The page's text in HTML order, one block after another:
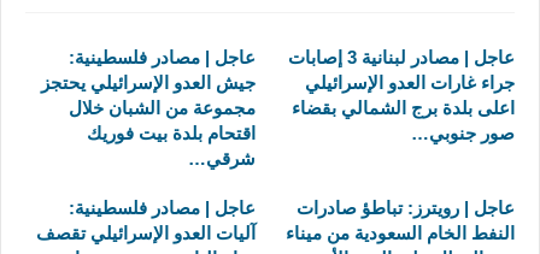
عاجل | مصادر لبنانية 3 إصابات
جراء غارات العدو الإسرائيلي
اعلى بلدة برج الشمالي بقضاء
صور جنوبي…
عاجل | مصادر فلسطينية:
جيش العدو الإسرائيلي يحتجز
مجموعة من الشبان خلال
اقتحام بلدة بيت فوريك
شرقي…
عاجل | رويترز: تباطؤ صادرات
النفط الخام السعودية من ميناء
عاجل | مصادر فلسطينية:
آليات العدو الإسرائيلي تقصف